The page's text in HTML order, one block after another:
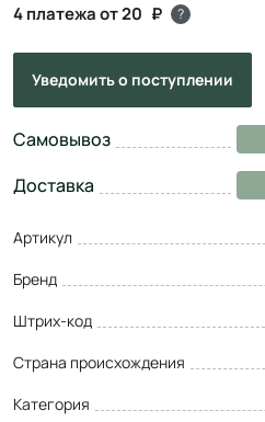
4 платежа от 20 ?
Уведомитьо поступлении
Самовывоз
Доставка
Артикул
Бренд
Штрих-код
Страна происхождения
Категория